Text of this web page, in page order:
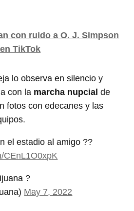
con ruido a O. J. Simpson
TikTok
lo observa en silencio y
con la marcha nupcial de
fotos con edecanes y las
el estadio al amigo ??
CEnL1O0xpK
?
May 7, 2022